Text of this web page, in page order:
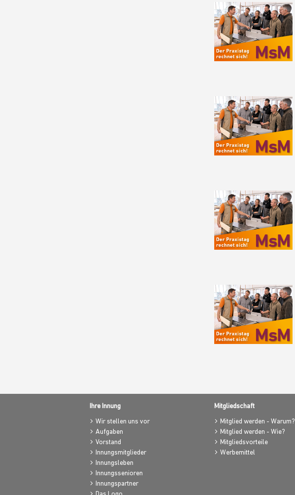
Ihre Innung
Wir stellen uns vor
Aufgaben
Vorstand
Innungsmitglieder
Innungsleben
Innungssenioren
Innungspartner
Mitgliedschaft
Mitglied werden - Warum?
Mitglied werden - Wie?
Mitgliedsvorteile
Werbemittel